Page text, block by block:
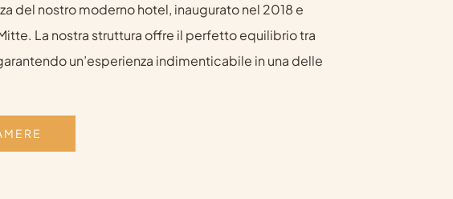
del nostro moderno hotel, inaugurato nel 2018 e
La nostra struttura offre il perfetto equilibrio tra
un’esperienza indimenticabile in una delle